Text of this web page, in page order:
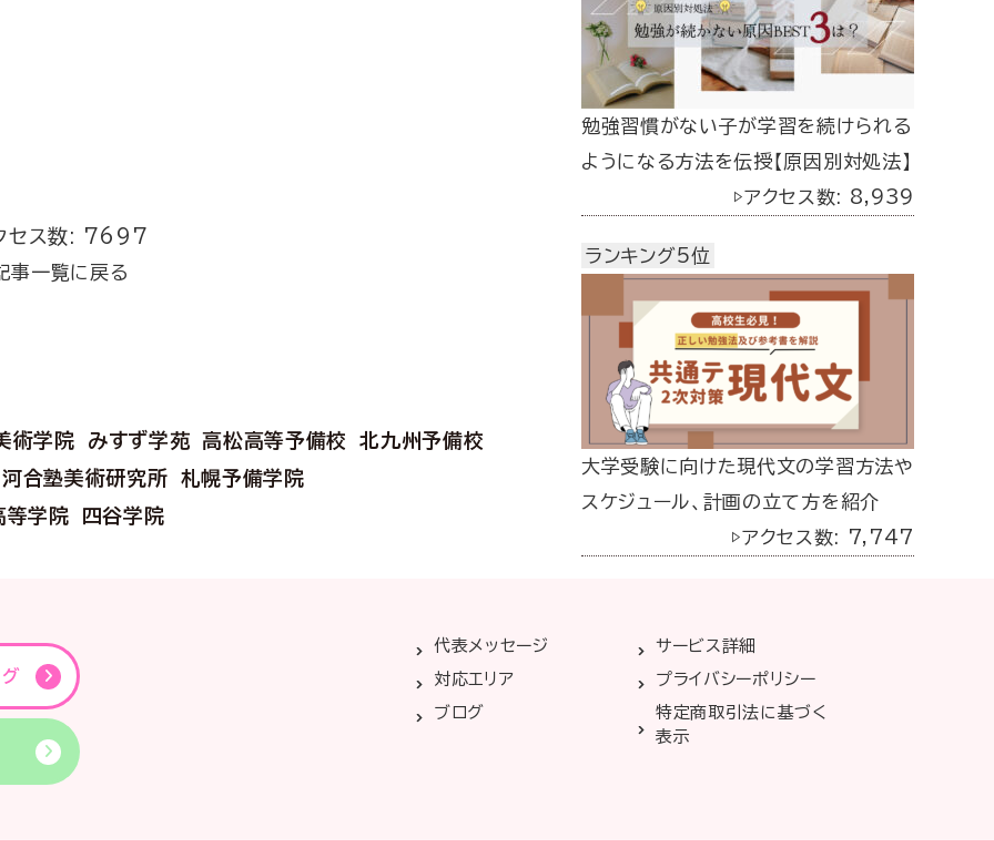
セス数: 7697
事一覧に戻る
術学院 みすず学苑 高松高等予備校
北九州予備校
河合塾美術研究所
札幌予備学院
等学院
四谷学院
勉強習慣がない子が学習を続けられる
ようになる方法を伝授【原因別対処法】
▷アクセス数: 8,939
ランキング5位
大学受験に向けた現代文の学習方法や
スケジュール、計画の立て方を紹介
▷アクセス数: 7,747
代表メッセージ
サービス詳細
対応エリア
プライバシーポリシー
ブログ
特定商取引法に基づく
表示